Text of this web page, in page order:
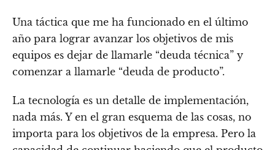
Una táctica que me ha funcionado en el último
año para lograr avanzar los objetivos de mis
equipos es dejar de llamarle “deuda técnica” y
comenzar a llamarle “deuda de producto”.
La tecnología es un detalle de implementación,
nada más. Y en el gran esquema de las cosas, no
importa para los objetivos de la empresa. Pero la